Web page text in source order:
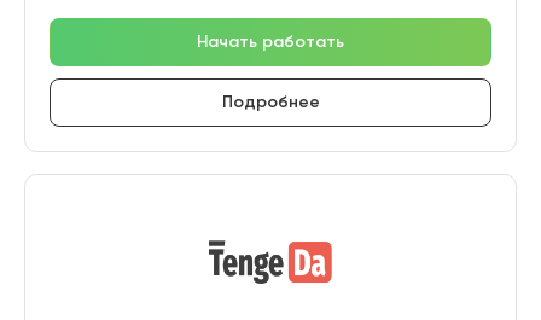
Начать работать
Подробнее